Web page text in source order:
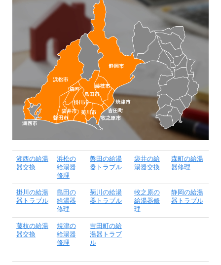
湖西の給湯
器交換
浜松の
給湯器
修理
磐田の給湯
器トラブル
袋井の給
湯器交換
森町の給湯
器修理
掛川の給湯
器トラブル
島田の
給湯器
修理
菊川の給湯
器トラブル
牧之原の
給湯器修
理
静岡の給湯
器トラブル
藤枝の給湯
器交換
焼津の
給湯器
修理
吉田町の給
湯器トラブ
ル